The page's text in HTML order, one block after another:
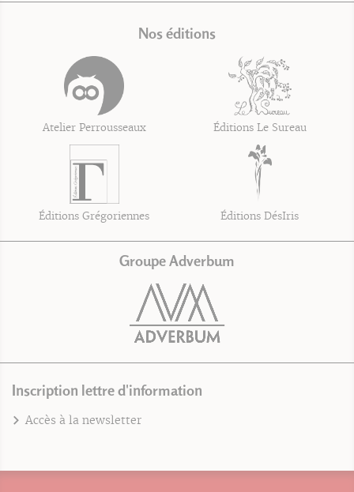
Nos éditions
Atelier Perrousseaux Éditions Le Sureau
Éditions Grégoriennes Éditions DésIris
Groupe Adverbum
Inscription lettre d'information
Accès à la newsletter